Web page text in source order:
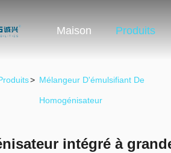
Maison Produits
> Mélangeur D'émulsifiant De
Homogénisateur
intégré à